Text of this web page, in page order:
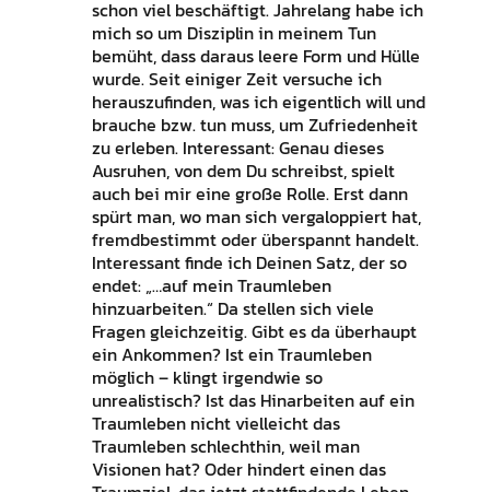
schon viel beschäftigt. Jahrelang habe ich
mich so um Disziplin in meinem Tun
bemüht, dass daraus leere Form und Hülle
wurde. Seit einiger Zeit versuche ich
herauszufinden, was ich eigentlich will und
brauche bzw. tun muss, um Zufriedenheit
zu erleben. Interessant: Genau dieses
Ausruhen, von dem Du schreibst, spielt
auch bei mir eine große Rolle. Erst dann
spürt man, wo man sich vergaloppiert hat,
fremdbestimmt oder überspannt handelt.
Interessant finde ich Deinen Satz, der so
endet: „…auf mein Traumleben
hinzuarbeiten.“ Da stellen sich viele
Fragen gleichzeitig. Gibt es da überhaupt
ein Ankommen? Ist ein Traumleben
möglich – klingt irgendwie so
unrealistisch? Ist das Hinarbeiten auf ein
Traumleben nicht vielleicht das
Traumleben schlechthin, weil man
Visionen hat? Oder hindert einen das